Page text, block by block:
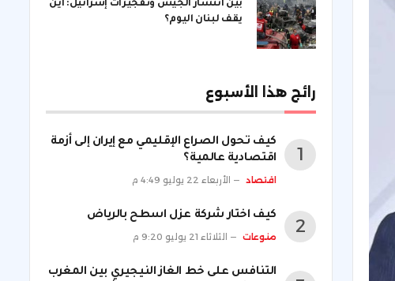
بين انتشار الجيش وتفجيرات إسرائيل: أين
يقف لبنان اليوم؟
رائج هذا الأسبوع
كيف تحول الصراع الإقليمي مع إيران إلى أزمة
اقتصادية عالمية؟
اقتصاد الأربعاء 22 يوليو 4:49 م
كيف اختار شركة عزل اسطح بالرياض
منوعات الثلاثاء 21 يوليو 9:20 م
التنافس على خط الغاز النيجيري بين المغرب